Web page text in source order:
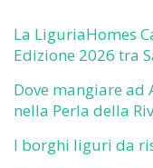
La LiguriaHomes
Edizione 2026 tra
Dove mangiare ad
nella Perla della
I borghi liguri da